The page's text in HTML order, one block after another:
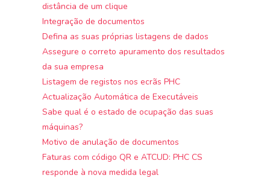
distância de um clique
Integração de documentos
Defina as suas próprias listagens de dados
Assegure o correto apuramento dos resultados
da sua empresa
Listagem de registos nos ecrãs PHC
Actualização Automática de Executáveis
Sabe qual é o estado de ocupação das suas
máquinas?
Motivo de anulação de documentos
Faturas com código QR e ATCUD: PHC CS
responde à nova medida legal